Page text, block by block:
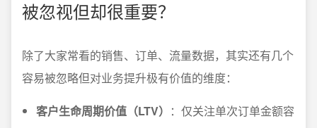
被忽视但却很重要？
除了大家常看的销售、订单、流量数据，其实还有几个
容易被忽略但对业务提升极有价值的维度：
客户生命周期价值（LTV） ：仅关注单次订单金额容